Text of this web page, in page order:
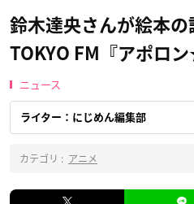
鈴木達央さんが絵本の
TOKYO FM『アポロ
ニュース
ライター：にじめん編集部
カテゴリ : アニメ